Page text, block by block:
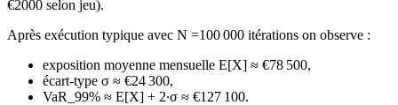
€2000 selon jeu).
Après exécution typique avec N =100 000 itérations on observe :
exposition moyenne mensuelle E[X] ≈ €78 500,
écart‑type σ ≈ €24 300,
VaR_99% ≈ E[X] + 2∙σ ≈ €127 100.